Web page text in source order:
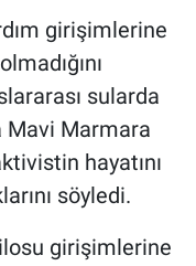
girişimlerine
sularda
Mavi Marmara
hayatını
söyledi.
girişimlerine